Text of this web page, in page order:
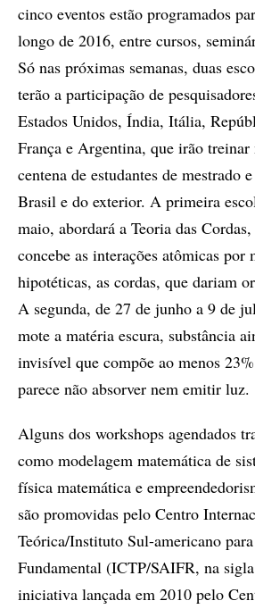
cinco eventos estão programados
longo de 2016, entre cursos,
Só nas próximas semanas, duas
terão a participação de
Estados Unidos, Índia, Itália,
França e Argentina, que irão treinar
centena de estudantes de mestrado
Brasil e do exterior. A primeira
maio, abordará a Teoria das
concebe as interações atômicas por
hipotéticas, as cordas, que dariam
A segunda, de 27 de junho a 9 de
mote a matéria escura, substância
invisível que compõe ao menos
parece não absorver nem emitir luz.
Alguns dos workshops agendados
como modelagem matemática de
física matemática e
são promovidas pelo Centro
Teórica/Instituto Sul-americano
Fundamental (ICTP/SAIFR, na
iniciativa lançada em 2010 pelo